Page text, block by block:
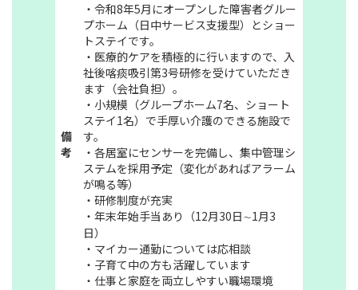
備
考
・令和8年5月にオープンした障害者グルー
プホーム（日中サービス支援型）とショー
トステイです。
・医療的ケアを積極的に行いますので、入
社後喀痰吸引第3号研修を受けていただき
ます（会社負担）。
・小規模（グループホーム7名、ショート
ステイ1名）で手厚い介護のできる施設で
す。
・各居室にセンサーを完備し、集中管理シ
ステムを採用予定（変化があればアラーム
が鳴る等）
・研修制度が充実
・年末年始手当あり（12月30日∼1月3
日）
・マイカー通勤については応相談
・子育て中の方も活躍しています
・仕事と家庭を両立しやすい職場環境